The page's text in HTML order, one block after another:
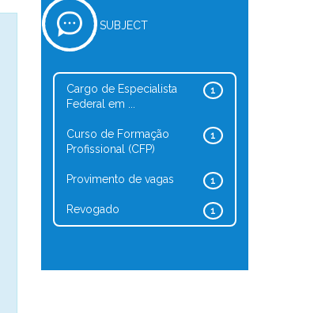
SUBJECT
1
Cargo de Especialista
Federal em ...
1
Curso de Formação
Profissional (CFP)
1
Provimento de vagas
1
Revogado